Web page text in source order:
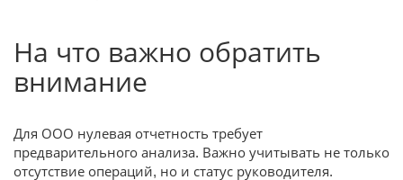
На что важно обратить
внимание
Для ООО нулевая отчетность требует
предварительного анализа. Важно учитывать не только
отсутствие операций, но и статус руководителя.